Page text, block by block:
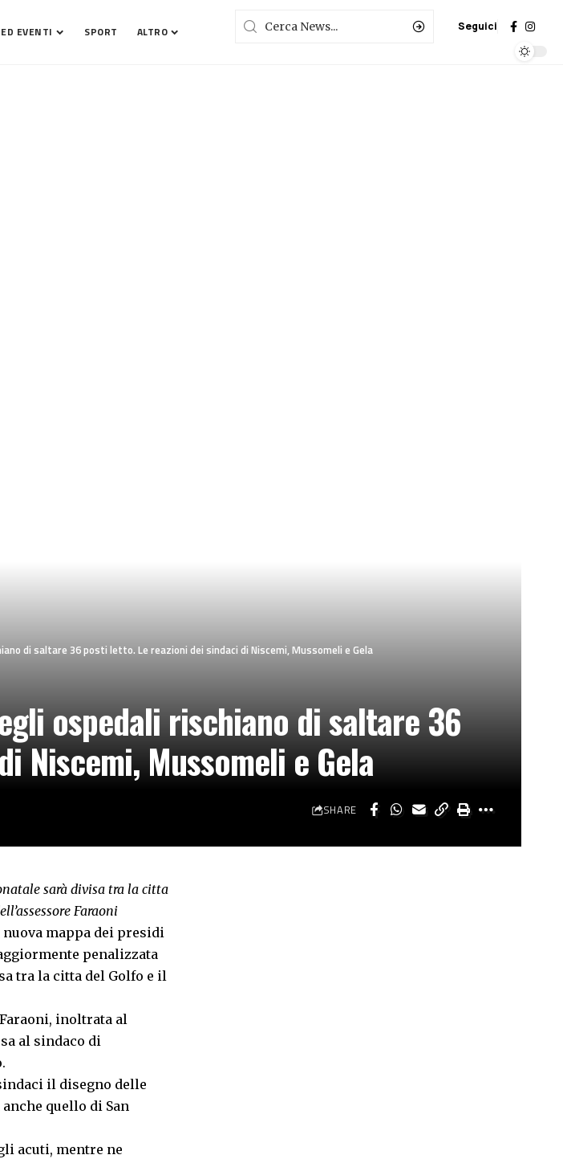
EVENTI SPORT ALTRO Seguici
di saltare 36 posti letto. Le reazioni dei sindaci di Niscemi, Mussomeli e Gela
ospedali rischiano di saltare 36
Niscemi, Mussomeli e Gela
SHARE
sarà divisa tra la citta
Faraoni
mappa dei presidi
penalizzata
tra la citta del Golfo e il
inoltrata al
al sindaco di
il disegno delle
quello di San
acuti, mentre ne